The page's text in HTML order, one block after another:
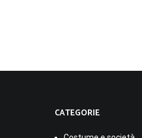
CATEGORIE